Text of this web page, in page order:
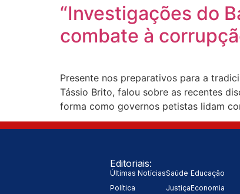
“Investigações do
combate à
Presente nos preparativos para a
Tássio Brito, falou sobre as recentes
forma como governos petistas lidam
Editoriais:
Últimas Notícias
Política
Saúde
Justiça
Educação
Economia